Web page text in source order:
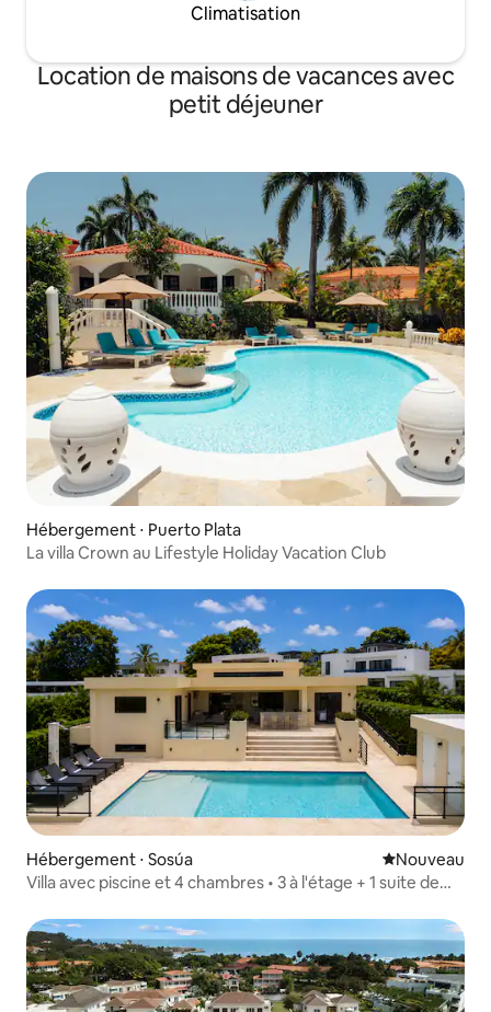
Climatisation
Location de maisons de vacances avec
petit déjeuner
Hébergement ⋅ Puerto Plata
La villa Crown au Lifestyle Holiday Vacation Club
Hébergement ⋅ Sosúa Nouvel
Nouveau
Villa avec piscine et 4 chambres • 3 à l'étage + 1 suite de